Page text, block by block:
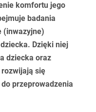
komfortu jego
badania
(inwazyjne)
Dzięki niej
dziecka oraz
się
przeprowadzenia